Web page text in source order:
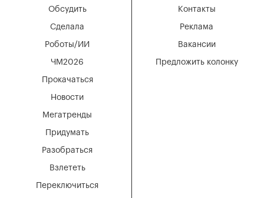
Мегатренды
Придумать
Разобраться
Взлететь
Новости
Переключиться
Обсудить
Сделала
Роботы/ИИ
ЧМ2026
Прокачаться
Вакансии
Реклама
Контакты
Предложить колонку